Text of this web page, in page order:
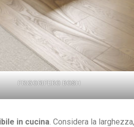
FRIGORIFERO BOSH
in cucina. Considera la